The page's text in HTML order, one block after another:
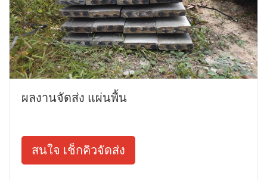
ผลงานจัดส่ง แผ่นพื้น
สนใจ เช็กคิวจัดส่ง